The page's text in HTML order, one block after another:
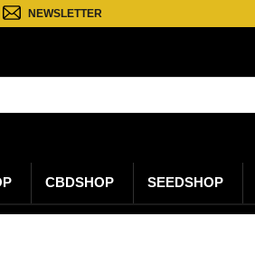
NEWSLETTER
CBDSHOP SEEDSHOP